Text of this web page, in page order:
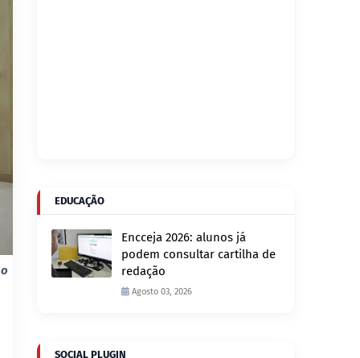
EDUCAÇÃO
Encceja 2026: alunos já
podem consultar cartilha de
redação
Agosto 03, 2026
SOCIAL PLUGIN